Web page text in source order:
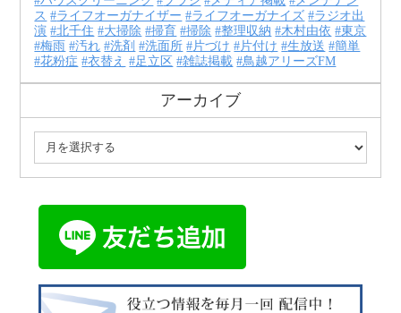
ス
ライフオーガナイザー ライフオーガナイズ
ラジオ出
演
北千住 大掃除 掃育 掃除 整理収納 木村由依
東京
梅雨
汚れ 洗剤 洗面所 片づけ 片付け 生放送
簡単
花粉症
衣替え 足立区 雑誌掲載 鳥越アリーズFM
アーカイブ